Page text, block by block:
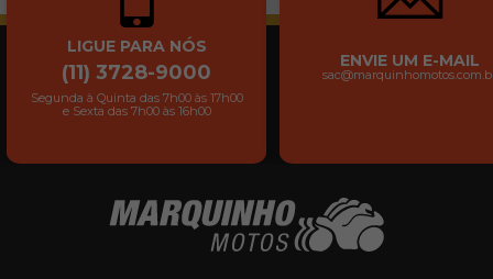
LIGUE PARA NÓS
(11) 3728-9000
Segunda à Quinta das 7h00 às 17h00
e Sexta das 7h00 às 16h00
ENVIE UM E-MAIL